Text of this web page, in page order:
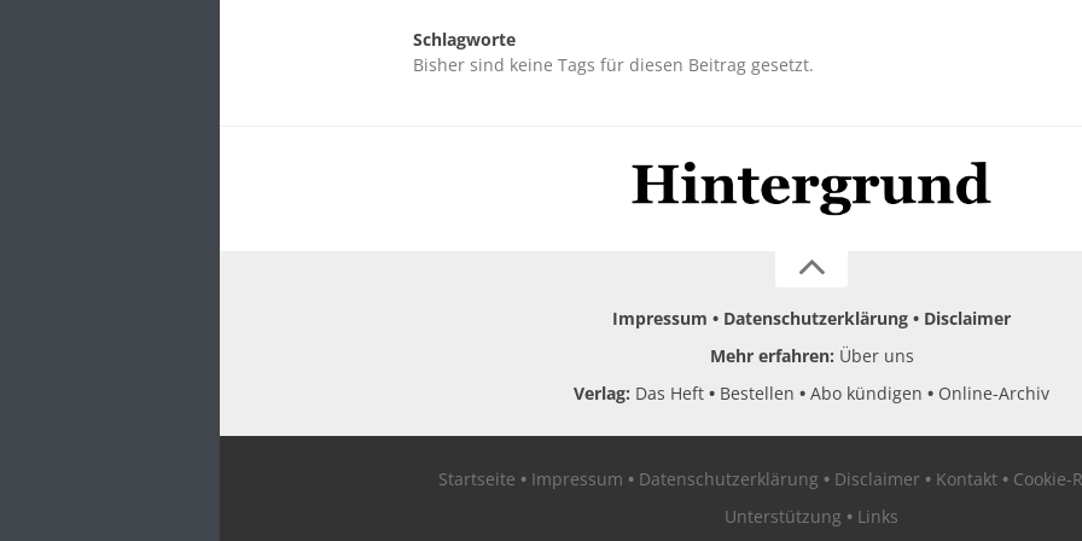
Schlagworte
Bisher sind keine Tags für diesen Beitrag gesetzt.
Impressum Datenschutzerklärung
Disclaimer
Mehr erfahren: Über uns
Verlag: Das Heft Bestellen Abo kündigen Online-Archiv
Startseite Impressum Datenschutzerklärung Disclaimer Kontakt
Cookie-
Unterstützung
Links